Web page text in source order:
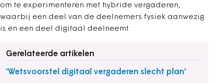
om te experimenteren met hybride vergaderen,
waarbij een deel van de deelnemers fysiek aanwezig
is en een deel digitaal deelneemt.
Gerelateerde artikelen
'Wetsvoorstel digitaal vergaderen slecht plan'